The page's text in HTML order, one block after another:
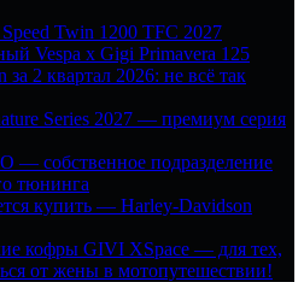
Twin 1200 TFC 2027
Vespa x Gigi Primavera 125
2 квартал 2026: не всё так
Series 2027 — премиум серия
— собственное подразделение
тюнинга
купить — Harley-Davidson
кофры GIVI XSpace — для тех,
от жены в мотопутешествии!